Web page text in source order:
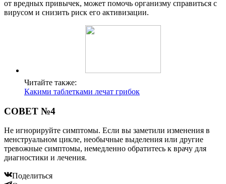
от вредных привычек, может помочь организму справиться с
вирусом и снизить риск его активизации.
Читайте также:
Какими таблетками лечат грибок
СОВЕТ №4
Не игнорируйте симптомы. Если вы заметили изменения в
менструальном цикле, необычные выделения или другие
тревожные симптомы, немедленно обратитесь к врачу для
диагностики и лечения.
Поделиться